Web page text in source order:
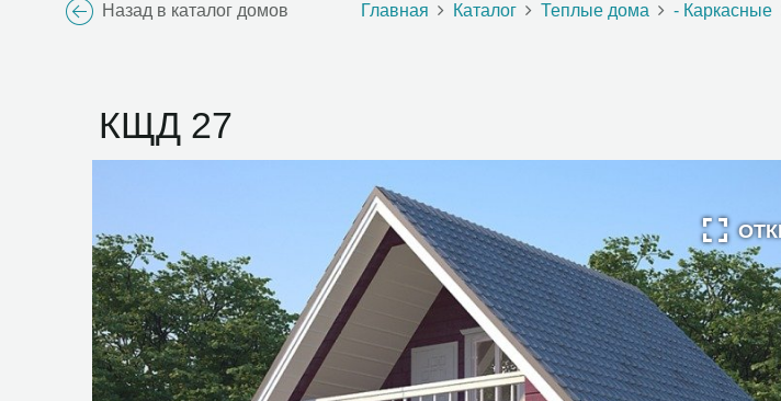
Назад в каталог домов Главная Каталог Теплые дома - Каркасные
КЩД 27